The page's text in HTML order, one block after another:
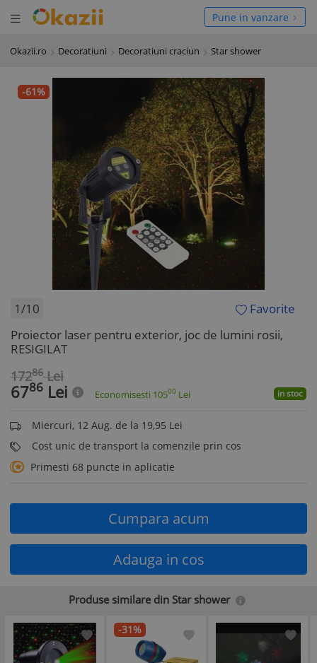
Deschide meniul
meniul Pune in vanzare
Okazii.ro Decoratiuni Decoratiuni craciun Star shower
-61%
1/10
Favorite
Proiector laser pentru exterior, joc de lumini rosii,
RESIGILAT
17286 Lei
6786 Lei Economisesti 10500 Lei in stoc
Miercuri, 12 Aug. de la 19,95 Lei
Cost unic de transport la comenzile prin cos
Primesti 68 puncte in aplicatie
Cumpara acum
Adauga in cos
Produse similare din Star shower
-31%